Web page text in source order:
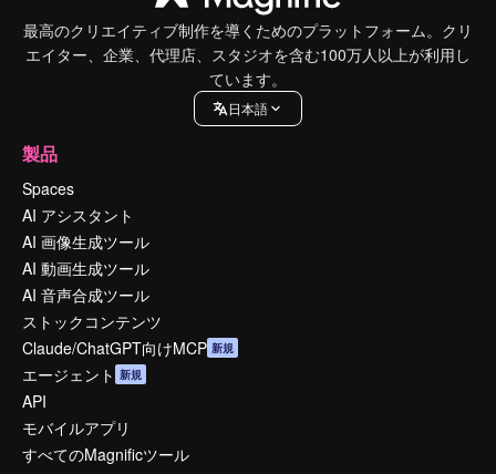
最高のクリエイティブ制作を導くためのプラットフォーム。クリ
エイター、企業、代理店、スタジオを含む100万人以上が利用し
ています。
日本語
製品
Spaces
AI アシスタント
AI 画像生成ツール
AI 動画生成ツール
AI 音声合成ツール
ストックコンテンツ
Claude/ChatGPT向けMCP 新規
エージェント 新規
API
モバイルアプリ
すべてのMagnificツール